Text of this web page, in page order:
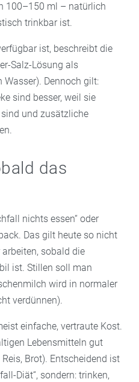
100–150 ml – natürlich
trinkbar ist.
ist, beschreibt die
Salz-Lösung als
Wasser). Dennoch gilt:
sind besser, weil sie
und zusätzliche
das
nichts essen“ oder
Das gilt heute so nicht
arbeiten, sobald die
ist. Stillen soll man
wird in normaler
verdünnen).
einfache, vertraute Kost.
Lebensmitteln gut
Brot). Entscheidend ist
Diät“, sondern: trinken,